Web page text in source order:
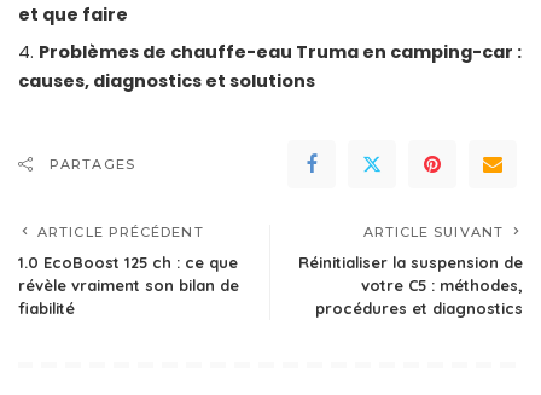
et que faire
Problèmes de chauffe-eau Truma en camping-car :
causes, diagnostics et solutions
PARTAGES
ARTICLE PRÉCÉDENT
1.0 EcoBoost 125 ch : ce que
révèle vraiment son bilan de
fiabilité
ARTICLE SUIVANT
Réinitialiser la suspension de
votre C5 : méthodes,
procédures et diagnostics